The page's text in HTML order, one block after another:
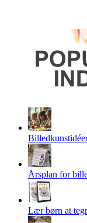
Årsplan for
Lær børn at